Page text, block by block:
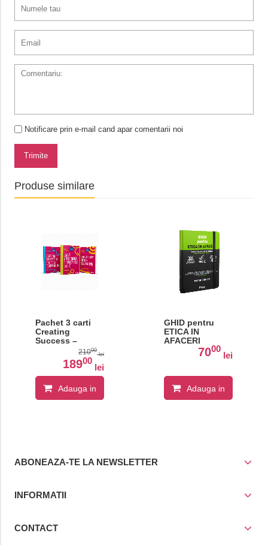
Notificare prin e-mail cand apar comentarii noi
Trimite
Produse similare
Pachet 3 carti
Creating
Success –
Comunicare,
profesionale si
plan de
marketing
21000
lei
18900
lei
Adauga in
GHID pentru
ETICA IN
AFACERI
7000
lei
Adauga in
ABONEAZA-TE LA NEWSLETTER
INFORMATII
CONTACT